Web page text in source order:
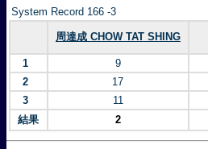
System Record 166 -3
周達成 CHOW TAT SHING
1
9
2
17
3
11
結果
2